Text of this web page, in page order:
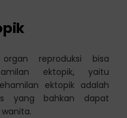
reproduksi bisa
ektopik, yaitu
ektopik adalah
yang bahkan dapat